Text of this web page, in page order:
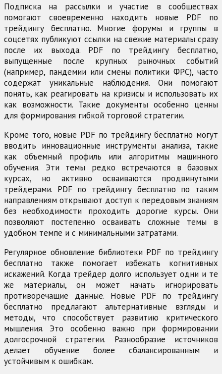
Подписка на рассылки и участие в сообществах
помогают своевременно находить новые PDF по
трейдингу бесплатно. Многие форумы и группы в
соцсетях публикуют ссылки на свежие материалы сразу
после их выхода. PDF по трейдингу бесплатно,
выпущенные после крупных рыночных событий
(например, пандемии или смены политики ФРС), часто
содержат уникальные наблюдения. Они помогают
понять, как реагировать на кризисы и использовать их
как возможности. Такие документы особенно ценны
для формирования гибкой торговой стратегии.
Кроме того, новые PDF по трейдингу бесплатно могут
вводить инновационные инструменты анализа, такие
как объемный профиль или алгоритмы машинного
обучения. Эти темы редко встречаются в базовых
курсах, но активно осваиваются продвинутыми
трейдерами. PDF по трейдингу бесплатно по таким
направлениям открывают доступ к передовым знаниям
без необходимости проходить дорогие курсы. Они
позволяют постепенно осваивать сложные темы в
удобном темпе и с минимальными затратами.
Регулярное обновление библиотеки PDF по трейдингу
бесплатно также помогает избежать когнитивных
искажений. Когда трейдер долго использует одни и те
же материалы, он может начать игнорировать
противоречащие данные. Новые PDF по трейдингу
бесплатно предлагают альтернативные взгляды и
методы, что способствует развитию критического
мышления. Это особенно важно при формировании
долгосрочной стратегии. Разнообразие источников
делает обучение более сбалансированным и
устойчивым к ошибкам.